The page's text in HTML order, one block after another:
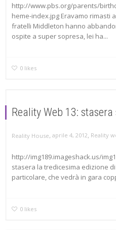
http://www.pbs.org/parents/
heme-index.jpg Eravamo rimasti
fratelli Middleton hanno
ospite a super sopresa, lei ha...
0 likes
Reality Web 13:
Reality House, aprile 4, 2012, Reality
http://img189.imageshack.us/
stasera la tredicesima edizione di
particolare, che vedrà in gara
0 likes